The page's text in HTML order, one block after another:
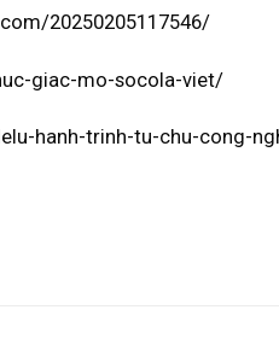
20250205117546/
giac-mo-socola-viet/
hanh-trinh-tu-chu-cong-